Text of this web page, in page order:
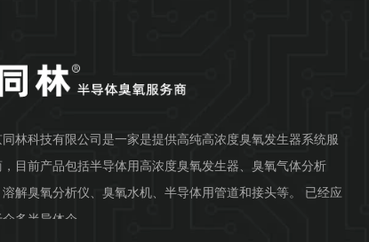
同林科技有限公司是一家是提供高纯高浓度臭氧发生器系统服
，目前产品包括半导体用高浓度臭氧发生器、臭氧气体分析
溶解臭氧分析仪、臭氧水机、半导体用管道和接头等。 已经应
众多半导体企...